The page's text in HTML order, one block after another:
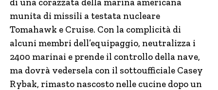
munita di missili a testata nucleare
Tomahawk e Cruise. Con la complicità di
alcuni membri dell’equipaggio, neutralizza i
2400 marinai e prende il controllo della nave,
ma dovrà vedersela con il sottoufficiale Casey
Rybak, rimasto nascosto nelle cucine dopo un